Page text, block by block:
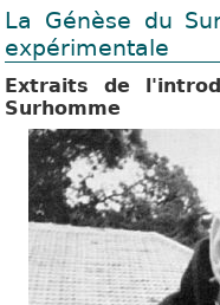
La Génèse du
expérimentale
Extraits de
Surhomme